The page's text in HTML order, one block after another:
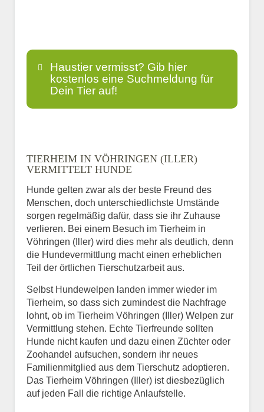
Haustier vermisst? Gib hier
kostenlos eine Suchmeldung für
Dein Tier auf!
E-Mail*
Informationen über das
Tier.
Art des Tiers*
TIERHEIM IN VÖHRINGEN (ILLER)
VERMITTELT HUNDE
Hunde gelten zwar als der beste Freund des
Menschen, doch unterschiedlichste Umstände
sorgen regelmäßig dafür, dass sie ihr Zuhause
verlieren. Bei einem Besuch im Tierheim in
Vöhringen (Iller) wird dies mehr als deutlich, denn
die Hundevermittlung macht einen erheblichen
Teil der örtlichen Tierschutzarbeit aus.
Selbst Hundewelpen landen immer wieder im
Tierheim, so dass sich zumindest die Nachfrage
lohnt, ob im Tierheim Vöhringen (Iller) Welpen zur
Vermittlung stehen. Echte Tierfreunde sollten
Hunde nicht kaufen und dazu einen Züchter oder
Zoohandel aufsuchen, sondern ihr neues
Familienmitglied aus dem Tierschutz adoptieren.
Das Tierheim Vöhringen (Iller) ist diesbezüglich
auf jeden Fall die richtige Anlaufstelle.